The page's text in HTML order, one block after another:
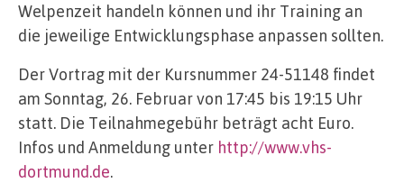
Welpenzeit handeln können und ihr Training an
die jeweilige Entwicklungsphase anpassen sollten.
Der Vortrag mit der Kursnummer 24-51148 findet
am Sonntag, 26. Februar von 17:45 bis 19:15 Uhr
statt. Die Teilnahmegebühr beträgt acht Euro.
Infos und Anmeldung unter http://www.vhs-
dortmund.de.